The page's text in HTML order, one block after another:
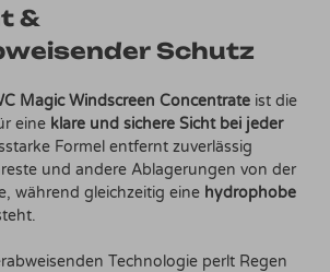
&
Schutz
Magic Windscreen Concentrate ist die
eine klare und sichere Sicht bei jeder
Formel entfernt zuverlässig
und andere Ablagerungen von der
während gleichzeitig eine hydrophobe
Technologie perlt Regen